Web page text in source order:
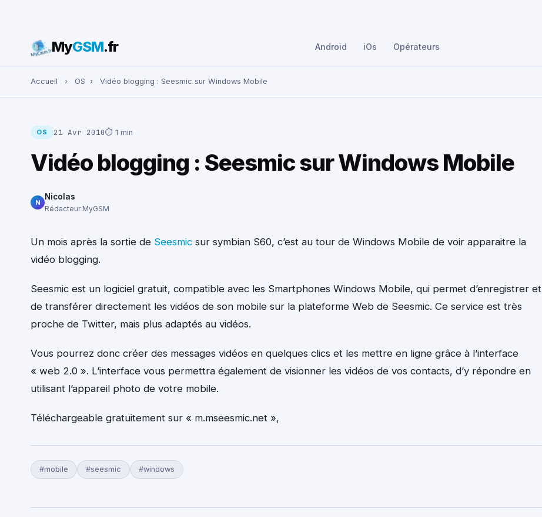
Rechercher :
MyGSM.fr Android iOs Opérateurs
Accueil › OS › Vidéo blogging : Seesmic sur Windows Mobile
OS 21 Avr 2010⏱ 1 min
Vidéo blogging : Seesmic sur Windows Mobile
N
Nicolas
Rédacteur MyGSM
Un mois après la sortie de Seesmic sur symbian S60, c’est au tour de Windows Mobile de voir apparaitre la
vidéo blogging.
Seesmic est un logiciel gratuit, compatible avec les Smartphones Windows Mobile, qui permet d’enregistrer et
de transférer directement les vidéos de son mobile sur la plateforme Web de Seesmic. Ce service est très
proche de Twitter, mais plus adaptés au vidéos.
Vous pourrez donc créer des messages vidéos en quelques clics et les mettre en ligne grâce à l’interface
« web 2.0 ». L’interface vous permettra également de visionner les vidéos de vos contacts, d’y répondre en
utilisant l’appareil photo de votre mobile.
Téléchargeable gratuitement sur « m.mseesmic.net »,
#mobile #seesmic #windows